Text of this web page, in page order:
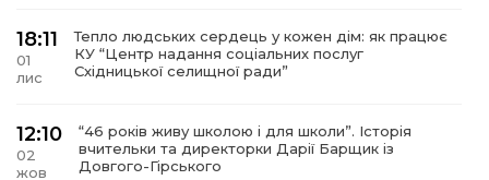
18:11
01
лис
Тепло людських сердець у кожен дім: як працює
КУ “Центр надання соціальних послуг
Східницької селищної ради”
12:10
02
жов
“46 років живу школою і для школи”. Історія
вчительки та директорки Дарії Барщик із
Довгого-Гірського